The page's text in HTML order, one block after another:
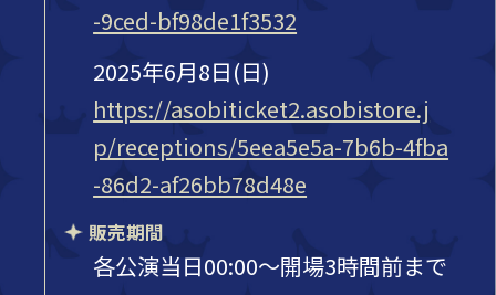
-9ced-bf98de1f3532
2025年6月8日(日)
https://asobiticket2.asobistore.j
p/receptions/5eea5e5a-7b6b-4fba
-86d2-af26bb78d48e
販売期間
各公演当日00:00～開場3時間前まで